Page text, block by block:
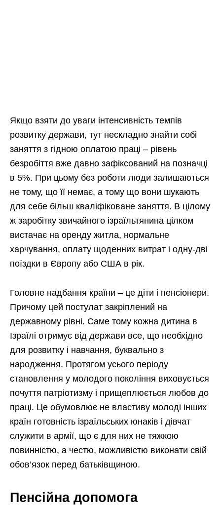
Якщо взяти до уваги інтенсивність темпів
розвитку держави, тут нескладно знайти собі
заняття з гідною оплатою праці – рівень
безробіття вже давно зафіксований на позначці
в 5%. При цьому без роботи люди залишаються
не тому, що її немає, а тому що вони шукають
для себе більш кваліфіковане заняття. В цілому
ж заробітку звичайного ізраїльтянина цілком
вистачає на оренду житла, нормальне
харчування, оплату щоденних витрат і одну-дві
поїздки в Європу або США в рік.
Головне надбання країни – це діти і пенсіонери.
Причому цей постулат закріплений на
державному рівні. Саме тому кожна дитина в
Ізраїлі отримує від держави все, що необхідно
для розвитку і навчання, буквально з
народження. Протягом усього періоду
становлення у молодого покоління виховується
почуття патріотизму і прищеплюється любов до
праці. Це обумовлює не властиву молоді інших
країн готовність ізраїльських юнаків і дівчат
служити в армії, що є для них не тяжкою
повинністю, а честю, можливістю виконати свій
обов’язок перед батьківщиною.
Пенсійна допомога